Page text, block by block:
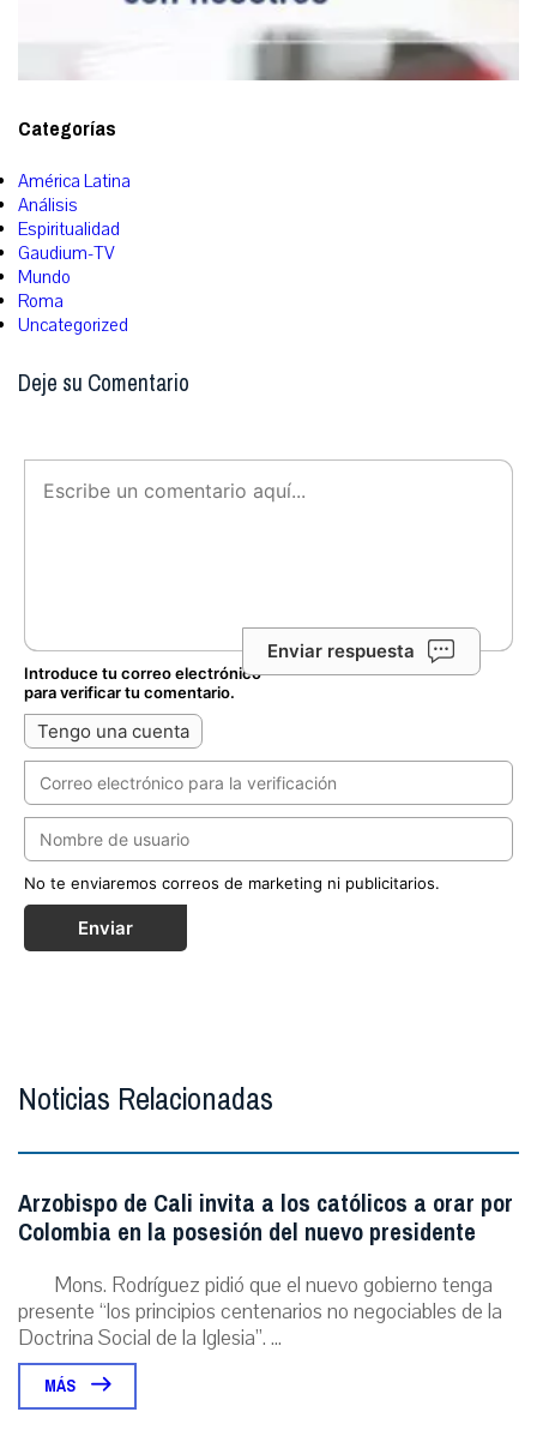
Categorías
América Latina
Análisis
Espiritualidad
Gaudium-TV
Mundo
Roma
Uncategorized
Deje su Comentario
Enviar respuesta
Introduce tu correo electrónico
para verificar tu comentario.
Tengo una cuenta
No te enviaremos correos de marketing ni publicitarios.
Enviar
Noticias Relacionadas
Arzobispo de Cali invita a los católicos a orar por
Colombia en la posesión del nuevo presidente
Mons. Rodríguez pidió que el nuevo gobierno tenga
presente “los principios centenarios no negociables de la
Doctrina Social de la Iglesia”. ...
MÁS